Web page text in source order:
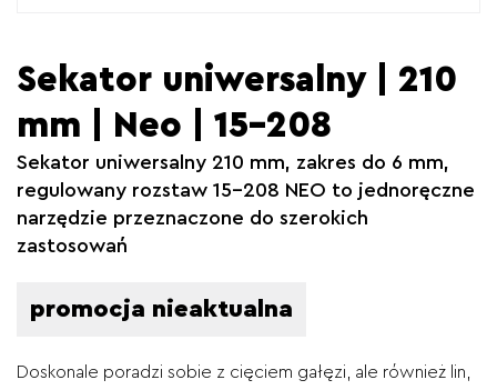
Sekator uniwersalny | 210
mm | Neo | 15-208
Sekator uniwersalny 210 mm, zakres do 6 mm,
regulowany rozstaw 15-208 NEO to jednoręczne
narzędzie przeznaczone do szerokich
zastosowań
promocja nieaktualna
Doskonale poradzi sobie z cięciem gałęzi, ale również lin,